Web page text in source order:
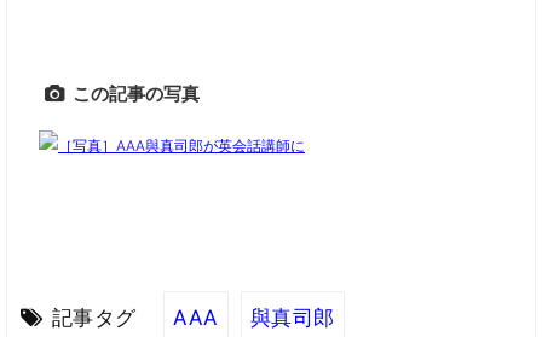
この記事の写真
記事タグ AAA 與真司郎